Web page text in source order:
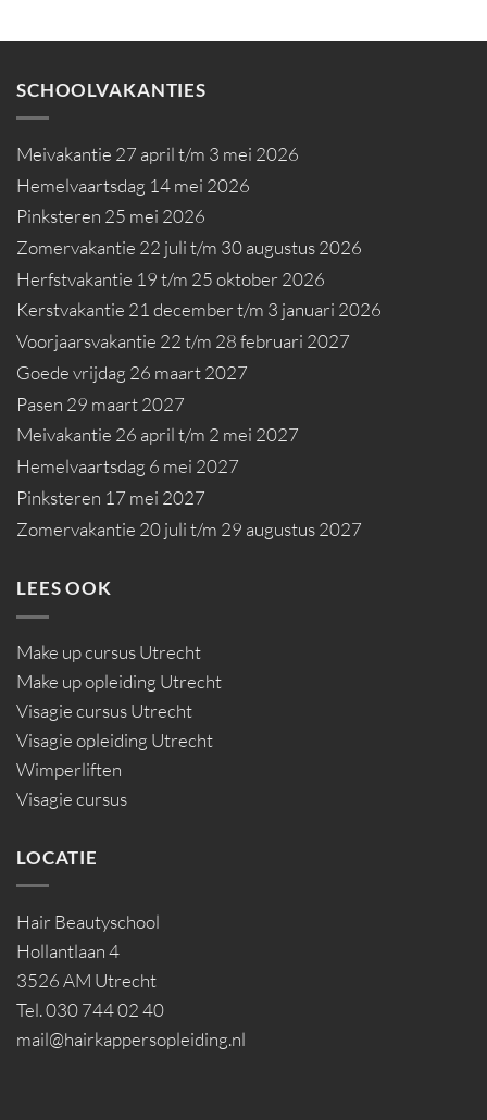
SCHOOLVAKANTIES
Meivakantie 27 april t/m 3 mei 2026
Hemelvaartsdag 14 mei 2026
Pinksteren 25 mei 2026
Zomervakantie 22 juli t/m 30 augustus 2026
Herfstvakantie 19 t/m 25 oktober 2026
Kerstvakantie 21 december t/m 3 januari 2026
Voorjaarsvakantie 22 t/m 28 februari 2027
Goede vrijdag 26 maart 2027
Pasen 29 maart 2027
Meivakantie 26 april t/m 2 mei 2027
Hemelvaartsdag 6 mei 2027
Pinksteren 17 mei 2027
Zomervakantie 20 juli t/m 29 augustus 2027
LEES OOK
Make up cursus Utrecht
Make up opleiding Utrecht
Visagie cursus Utrecht
Visagie opleiding Utrecht
Wimperliften
Visagie cursus
LOCATIE
Hair Beautyschool
Hollantlaan 4
3526 AM Utrecht
Tel. 030 744 02 40
mail@hairkappersopleiding.nl